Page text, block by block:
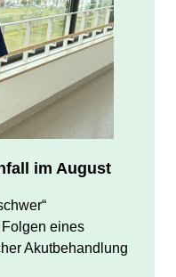
im August
eines
Akutbehandlung